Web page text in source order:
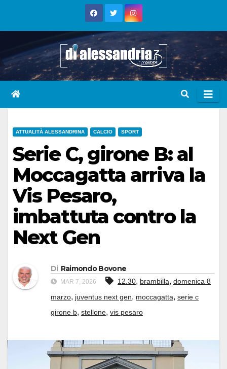
ATTUALITÀ ALESSANDRINA CALCIO SPORT
Serie C, girone B: al
Moccagatta arriva la
Vis Pesaro,
imbattuta contro la
Next Gen
Di Raimondo Bovone
MAR 7, 2026 12.30, brambilla, domenica 8
marzo, juventus next gen, moccagatta, serie c
girone b, stellone, vis pesaro